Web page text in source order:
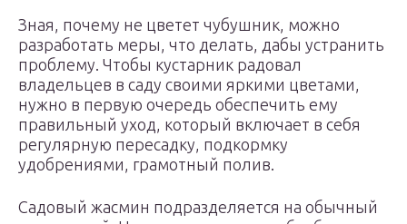
Зная, почему не цветет чубушник, можно
разработать меры, что делать, дабы устранить
проблему. Чтобы кустарник радовал
владельцев в саду своими яркими цветами,
нужно в первую очередь обеспечить ему
правильный уход, который включает в себя
регулярную пересадку, подкормку
удобрениями, грамотный полив.
Садовый жасмин подразделяется на обычный